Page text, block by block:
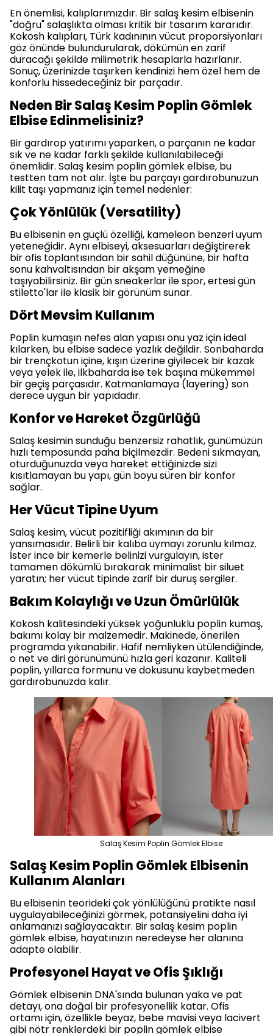
En önemlisi, kalıplarımızdır. Bir salaş kesim elbisenin
"doğru" salaşlıkta olması kritik bir tasarım kararıdır.
Kokosh kalıpları, Türk kadınının vücut proporsiyonları
göz önünde bulundurularak, dökümün en zarif
duracağı şekilde milimetrik hesaplarla hazırlanır.
Sonuç, üzerinizde taşırken kendinizi hem özel hem de
konforlu hissedeceğiniz bir parçadır.
Neden Bir Salaş Kesim Poplin Gömlek
Elbise Edinmelisiniz?
Bir gardırop yatırımı yaparken, o parçanın ne kadar
sık ve ne kadar farklı şekilde kullanılabileceği
önemlidir. Salaş kesim poplin gömlek elbise, bu
testten tam not alır. İşte bu parçayı gardırobunuzun
kilit taşı yapmanız için temel nedenler:
Çok Yönlülük (Versatility)
Bu elbisenin en güçlü özelliği, kameleon benzeri uyum
yeteneğidir. Aynı elbiseyi, aksesuarları değiştirerek
bir ofis toplantısından bir sahil düğününe, bir hafta
sonu kahvaltısından bir akşam yemeğine
taşıyabilirsiniz. Bir gün sneakerlar ile spor, ertesi gün
stiletto'lar ile klasik bir görünüm sunar.
Dört Mevsim Kullanım
Poplin kumaşın nefes alan yapısı onu yaz için ideal
kılarken, bu elbise sadece yazlık değildir. Sonbaharda
bir trençkotun içine, kışın üzerine giyilecek bir kazak
veya yelek ile, ilkbaharda ise tek başına mükemmel
bir geçiş parçasıdır. Katmanlamaya (layering) son
derece uygun bir yapıdadır.
Konfor ve Hareket Özgürlüğü
Salaş kesimin sunduğu benzersiz rahatlık, günümüzün
hızlı temposunda paha biçilmezdir. Bedeni sıkmayan,
oturduğunuzda veya hareket ettiğinizde sizi
kısıtlamayan bu yapı, gün boyu süren bir konfor
sağlar.
Her Vücut Tipine Uyum
Salaş kesim, vücut pozitifliği akımının da bir
yansımasıdır. Belirli bir kalıba uymayı zorunlu kılmaz.
İster ince bir kemerle belinizi vurgulayın, ister
tamamen dökümlü bırakarak minimalist bir siluet
yaratın; her vücut tipinde zarif bir duruş sergiler.
Bakım Kolaylığı ve Uzun Ömürlülük
Kokosh kalitesindeki yüksek yoğunluklu poplin kumaş,
bakımı kolay bir malzemedir. Makinede, önerilen
programda yıkanabilir. Hafif nemliyken ütülendiğinde,
o net ve diri görünümünü hızla geri kazanır. Kaliteli
poplin, yıllarca formunu ve dokusunu kaybetmeden
gardırobunuzda kalır.
Salaş Kesim Poplin Gömlek Elbise
Salaş Kesim Poplin Gömlek Elbisenin
Kullanım Alanları
Bu elbisenin teorideki çok yönlülüğünü pratikte nasıl
uygulayabileceğinizi görmek, potansiyelini daha iyi
anlamanızı sağlayacaktır. Bir salaş kesim poplin
gömlek elbise, hayatınızın neredeyse her alanına
adapte olabilir.
Profesyonel Hayat ve Ofis Şıklığı
Gömlek elbisenin DNA'sında bulunan yaka ve pat
detayı, ona doğal bir profesyonellik katar. Ofis
ortamı için, özellikle beyaz, bebe mavisi veya lacivert
gibi nötr renklerdeki bir poplin gömlek elbise